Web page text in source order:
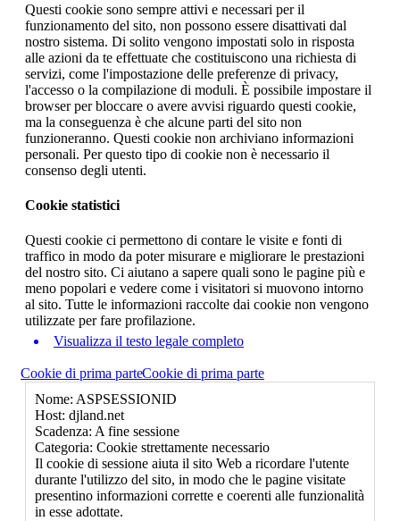
Questi cookie sono sempre attivi e necessari per il
funzionamento del sito, non possono essere disattivati dal
nostro sistema. Di solito vengono impostati solo in risposta
alle azioni da te effettuate che costituiscono una richiesta di
servizi, come l'impostazione delle preferenze di privacy,
l'accesso o la compilazione di moduli. È possibile impostare il
browser per bloccare o avere avvisi riguardo questi cookie,
ma la conseguenza è che alcune parti del sito non
funzioneranno. Questi cookie non archiviano informazioni
personali. Per questo tipo di cookie non è necessario il
consenso degli utenti.
Cookie statistici
Questi cookie ci permettono di contare le visite e fonti di
traffico in modo da poter misurare e migliorare le prestazioni
del nostro sito. Ci aiutano a sapere quali sono le pagine più e
meno popolari e vedere come i visitatori si muovono intorno
al sito. Tutte le informazioni raccolte dai cookie non vengono
utilizzate per fare profilazione.
Visualizza il testo legale completo
Cookie di prima parteCookie di prima parte
Nome: ASPSESSIONID
Host: djland.net
Scadenza: A fine sessione
Categoria: Cookie strettamente necessario
Il cookie di sessione aiuta il sito Web a ricordare l'utente
durante l'utilizzo del sito, in modo che le pagine visitate
presentino informazioni corrette e coerenti alle funzionalità
in esse adottate.